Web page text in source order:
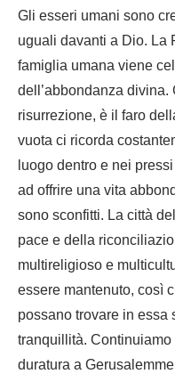
Gli esseri umani sono
uguali davanti a Dio.
famiglia umana viene
dell’abbondanza
risurrezione, è il faro
vuota ci ricorda
luogo dentro e nei
ad offrire una vita
sono sconfitti. La città
pace e della
multireligioso e
essere mantenuto, così
possano trovare in
tranquillità.
duratura a